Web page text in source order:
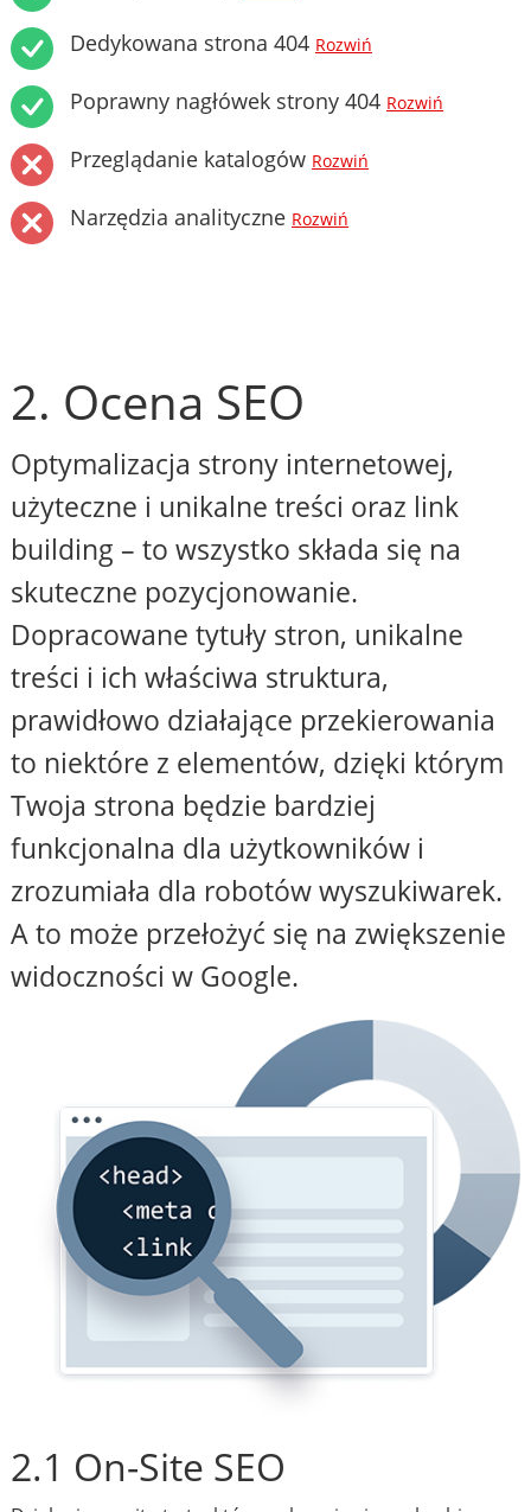
Dedykowana strona 404 Rozwiń
Poprawny nagłówek strony 404 Rozwiń
Przeglądanie katalogów Rozwiń
Narzędzia analityczne Rozwiń
2. Ocena SEO
Optymalizacja strony internetowej,
użyteczne i unikalne treści oraz link
building – to wszystko składa się na
skuteczne pozycjonowanie.
Dopracowane tytuły stron, unikalne
treści i ich właściwa struktura,
prawidłowo działające przekierowania
to niektóre z elementów, dzięki którym
Twoja strona będzie bardziej
funkcjonalna dla użytkowników i
zrozumiała dla robotów wyszukiwarek.
A to może przełożyć się na zwiększenie
widoczności w Google.
2.1 On-Site SEO